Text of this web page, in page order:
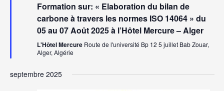
avant
Formation sur: « Elaboration du bilan de
carbone à travers les normes ISO 14064 » du
05 au 07 Août 2025 à l’Hôtel Mercure – Alger
L'Hôtel Mercure Route de l'université Bp 12 5 juillet Bab Zouar,
Alger, Algérie
septembre 2025